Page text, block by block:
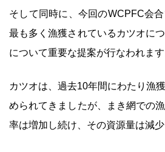
そして同時に、今回のWCPFC会
最も多く漁獲されているカツオに
について重要な提案が行なわれます
カツオは、過去10年間にわたり漁
められてきましたが、まき網での
率は増加し続け、その資源量は減少